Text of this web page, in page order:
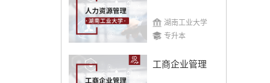
湖南工业大学
专升本
工商企业管理